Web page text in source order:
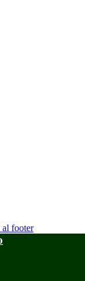
al footer